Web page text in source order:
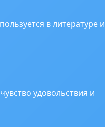
в литературе и
удовольствия и